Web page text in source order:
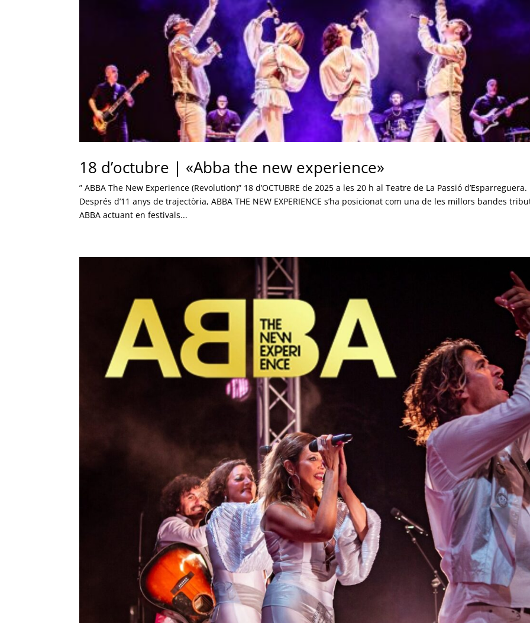
18 d’octubre | «Abba the new experience»
” ABBA The New Experience (Revolution)” 18 d’OCTUBRE de 2025 a les 20 h al Teatre de La Passió d’Esparreguera.
Després d’11 anys de trajectòria, ABBA THE NEW EXPERIENCE s’ha posicionat com una de les millors bandes
ABBA actuant en festivals...